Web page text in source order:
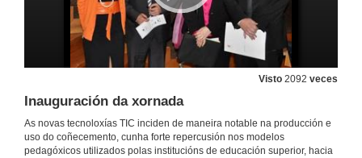
Visto 2092 veces
Inauguración da xornada
As novas tecnoloxías TIC inciden de maneira notable na producción e
uso do coñecemento, cunha forte repercusión nos modelos
pedagóxicos utilizados polas institucións de educación superior, hacia